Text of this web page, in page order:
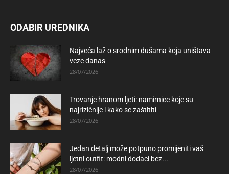
ODABIR UREDNIKA
Najveća laž o srodnim dušama koja uništava
veze danas
28/07/2026
Trovanje hranom ljeti: namirnice koje su
najrizičnije i kako se zaštititi
28/07/2026
Jedan detalj može potpuno promijeniti vaš
ljetni outfit: modni dodaci bez...
28/07/2026